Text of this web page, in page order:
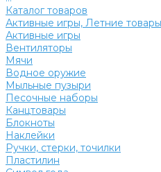
Каталог товаров
Активные игры, Летние товары
Активные игры
Вентиляторы
Мячи
Водное оружие
Мыльные пузыри
Песочные наборы
Канцтовары
Блокноты
Наклейки
Ручки, стерки, точилки
Пластилин